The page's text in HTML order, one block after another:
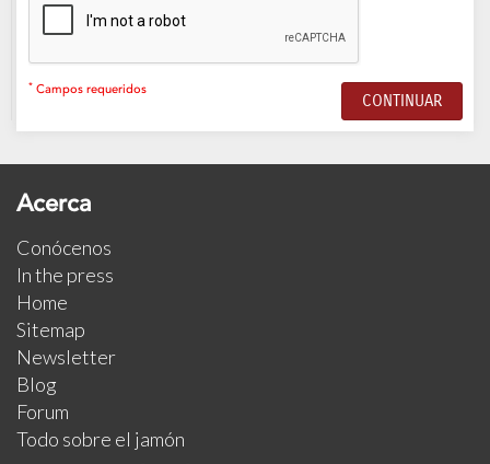
* Campos requeridos
Acerca
Conócenos
In the press
Home
Sitemap
Newsletter
Blog
Forum
Todo sobre el jamón